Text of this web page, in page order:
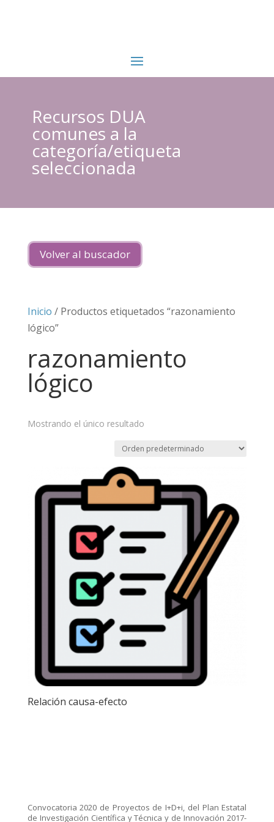
Recursos DUA
comunes a la
categoría/etiqueta
seleccionada
Volver al buscador
Inicio / Productos etiquetados “razonamiento
lógico”
razonamiento
lógico
Mostrando el único resultado
Relación causa-efecto
Convocatoria 2020 de Proyectos de I+D+i, del Plan Estatal
de Investigación Científica y Técnica y de Innovación 2017-